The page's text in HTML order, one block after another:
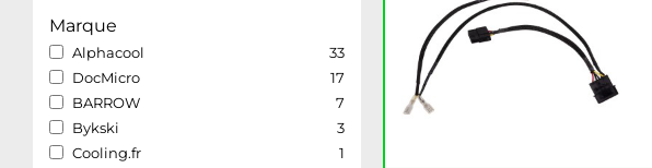
Marque
Alphacool
33
DocMicro
17
BARROW
7
Bykski
3
Cooling.fr
1